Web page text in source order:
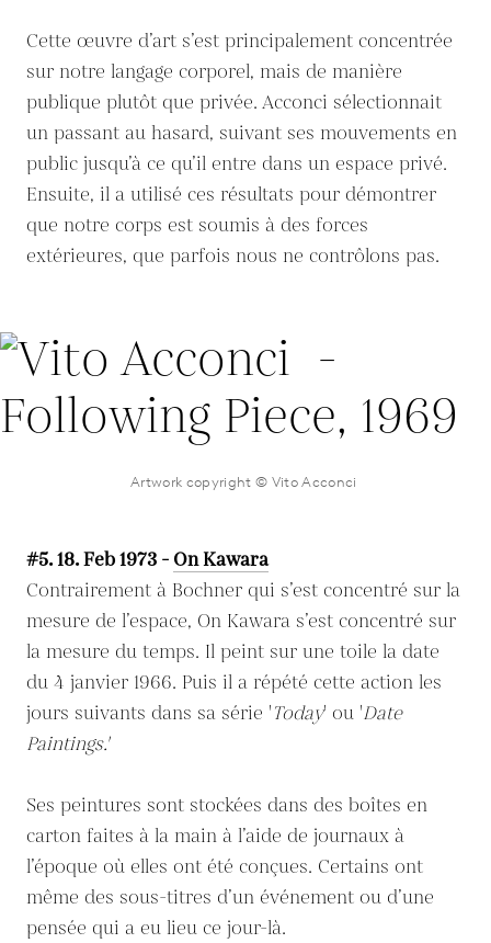
Cette œuvre d’art s’est principalement concentrée
sur notre langage corporel, mais de manière
publique plutôt que privée. Acconci sélectionnait
un passant au hasard, suivant ses mouvements en
public jusqu’à ce qu’il entre dans un espace privé.
Ensuite, il a utilisé ces résultats pour démontrer
que notre corps est soumis à des forces
extérieures, que parfois nous ne contrôlons pas.
Artwork copyright © Vito Acconci
#5. 18. Feb 1973 - On Kawara
Contrairement à Bochner qui s’est concentré sur la
mesure de l’espace, On Kawara s’est concentré sur
la mesure du temps. Il peint sur une toile la date
du 4 janvier 1966. Puis il a répété cette action les
jours suivants dans sa série 'Today' ou 'Date
Paintings.'
Ses peintures sont stockées dans des boîtes en
carton faites à la main à l’aide de journaux à
l’époque où elles ont été conçues. Certains ont
même des sous-titres d’un événement ou d’une
pensée qui a eu lieu ce jour-là.